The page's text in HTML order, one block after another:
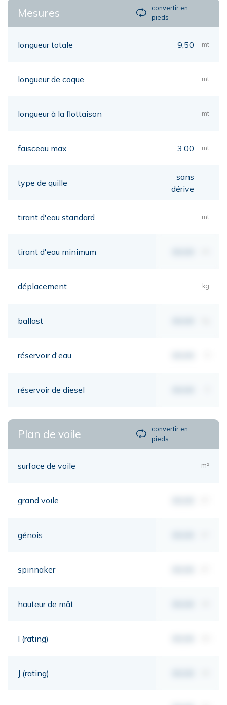
Mesures
convertir en
pieds
longueur totale 9,50 mt
longueur de coque mt
longueur à la flottaison mt
faisceau max 3,00 mt
type de quille
sans
dérive
tirant d'eau standard mt
tirant d'eau minimum
déplacement kg
ballast
réservoir d'eau
réservoir de diesel
Plan de voile
convertir en
pieds
surface de voile m²
grand voile
génois
spinnaker
hauteur de mât
I (rating)
J (rating)